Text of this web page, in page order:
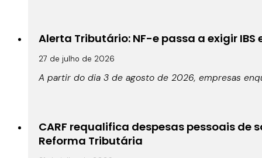
Alerta Tributário: NF-e passa a exigir IBS
27 de julho de 2026
A partir do dia 3 de agosto de 2026, empresas
CARF requalifica despesas pessoais
Reforma Tributária